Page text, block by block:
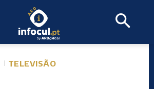
TELEVISÃO